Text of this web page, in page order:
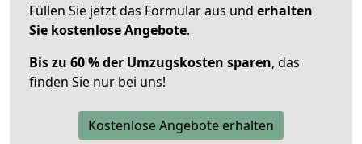
Füllen Sie jetzt das Formular aus und erhalten
Sie kostenlose Angebote.
Bis zu 60 % der Umzugskosten sparen, das
finden Sie nur bei uns!
Kostenlose Angebote erhalten